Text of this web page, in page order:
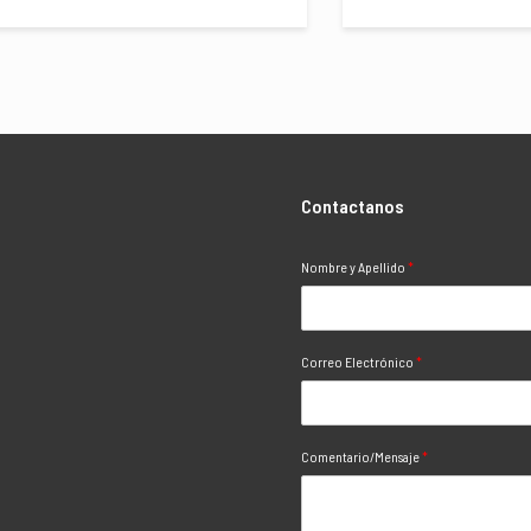
Contactanos
Nombre y Apellido *
Correo Electrónico *
Comentario/Mensaje*